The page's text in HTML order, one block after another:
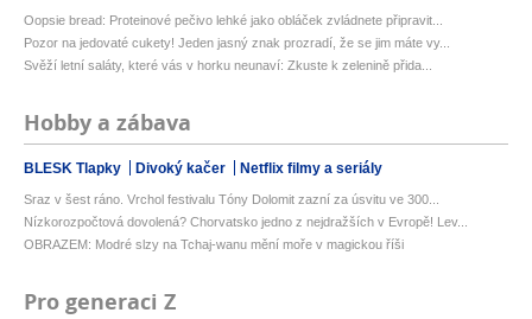
Oopsie bread: Proteinové pečivo lehké jako obláček zvládnete připravit...
Pozor na jedovaté cukety! Jeden jasný znak prozradí, že se jim máte vy...
Svěží letní saláty, které vás v horku neunaví: Zkuste k zelenině přida...
Hobby a zábava
BLESK Tlapky Divoký kačer Netflix filmy a seriály
Sraz v šest ráno. Vrchol festivalu Tóny Dolomit zazní za úsvitu ve 300...
Nízkorozpočtová dovolená? Chorvatsko jedno z nejdražších v Evropě! Lev...
OBRAZEM: Modré slzy na Tchaj-wanu mění moře v magickou říši
Pro generaci Z